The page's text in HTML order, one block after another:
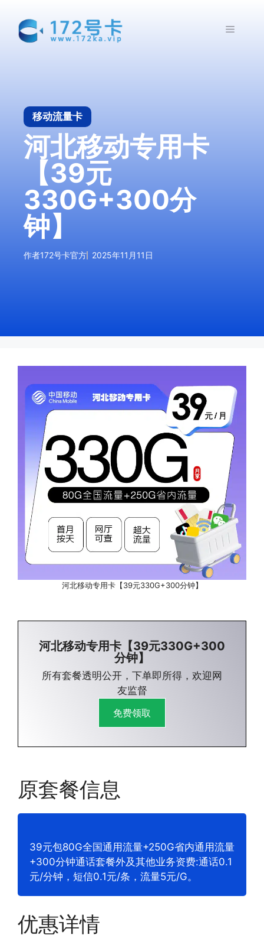
菜
移动流量卡
河北移动专用卡
【39元
330G+300分
钟】
作者172号卡官方 2025年11月11日
河北移动专用卡【39元330G+300分钟】
河北移动专用卡【39元330G+300
分钟】
所有套餐透明公开，下单即所得，欢迎网
友监督
免费领取
原套餐信息
39元包80G全国通用流量+250G省内通用流量
+300分钟通话套餐外及其他业务资费:通话0.1
元/分钟，短信0.1元/条，流量5元/G。
优惠详情